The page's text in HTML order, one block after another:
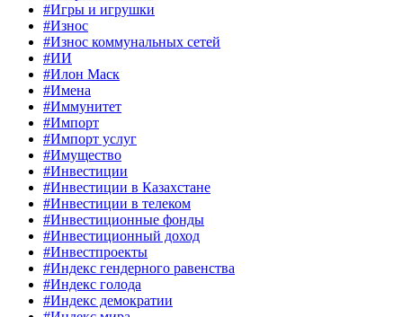
#Игры и игрушки
#Износ
#Износ коммунальных сетей
#ИИ
#Илон Маск
#Имена
#Иммунитет
#Импорт
#Импорт услуг
#Имущество
#Инвестиции
#Инвестиции в Казахстане
#Инвестиции в телеком
#Инвестиционные фонды
#Инвестиционный доход
#Инвестпроекты
#Индекс гендерного равенства
#Индекс голода
#Индекс демократии